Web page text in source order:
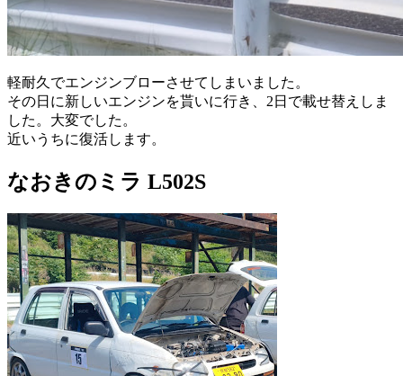
軽耐久でエンジンブローさせてしまいました。
その日に新しいエンジンを貰いに行き、2日で載せ替えしま
した。大変でした。
近いうちに復活します。
なおきのミラ L502S